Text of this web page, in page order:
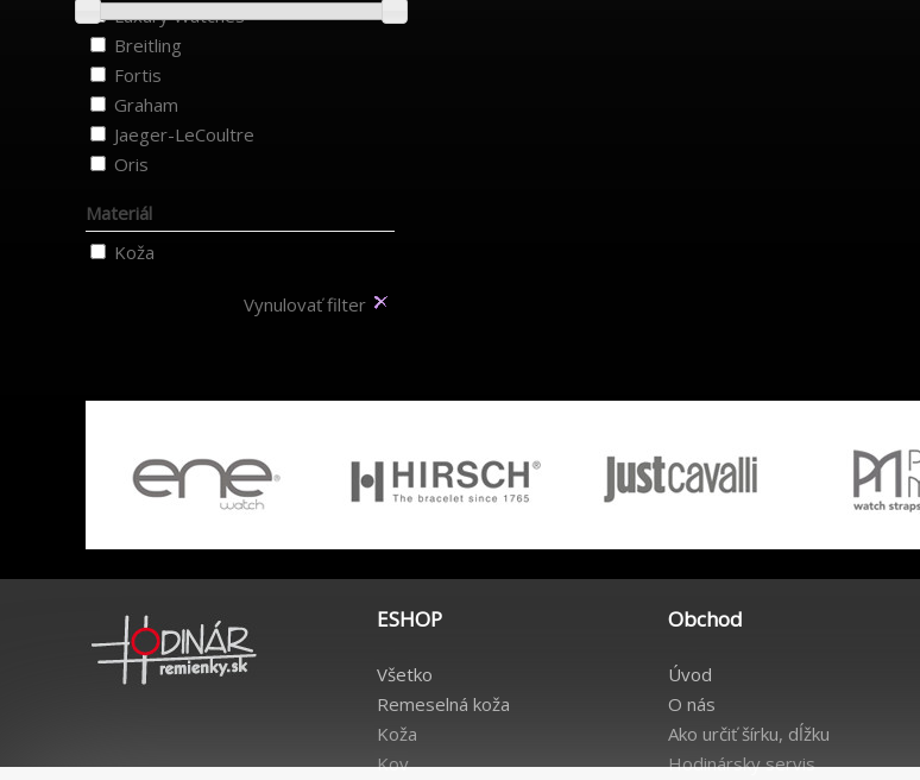
Luxury Watches
Breitling
Fortis
Graham
Jaeger-LeCoultre
Oris
Materiál
Koža
Vynulovať filter
ESHOP
Všetko
Remeselná koža
Koža
Kov
Obchod
Úvod
O nás
Ako určiť šírku, dĺžku
Hodinársky servis